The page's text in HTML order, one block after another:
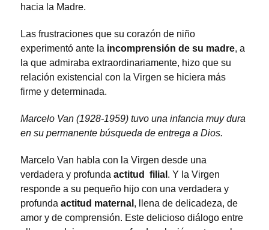
hacia la Madre.
Las frustraciones que su corazón de niño
experimentó ante la incomprensión de su madre, a
la que admiraba extraordinariamente, hizo que su
relación existencial con la Virgen se hiciera más
firme y determinada.
Marcelo Van (1928-1959) tuvo una infancia muy dura
en su permanente búsqueda de entrega a Dios.
Marcelo Van habla con la Virgen desde una
verdadera y profunda actitud filial . Y la Virgen
responde a su pequeño hijo con una verdadera y
profunda actitud maternal , llena de delicadeza, de
amor y de comprensión. Este delicioso diálogo entre